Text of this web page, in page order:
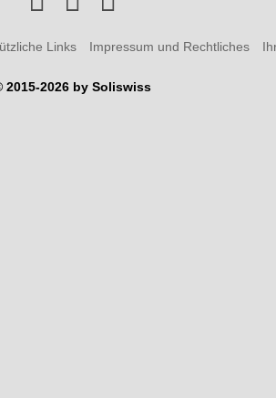
Links Impressum und Rechtliches
2015-2026 by Soliswiss